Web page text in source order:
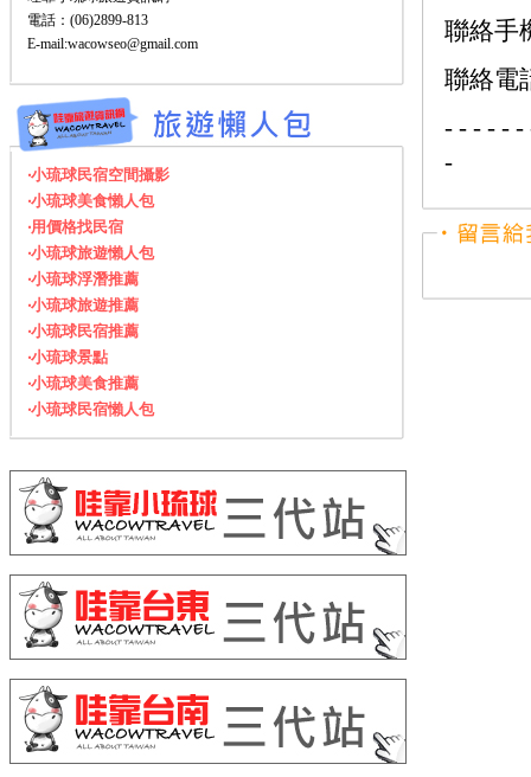
電話：(06)2899-813
E-mail:wacowseo@gmail.com
‧小琉球民宿空間攝影
‧小琉球美食懶人包
‧用價格找民宿
‧小琉球旅遊懶人包
‧小琉球浮潛推薦
‧小琉球旅遊推薦
‧小琉球民宿推薦
‧小琉球景點
‧小琉球美食推薦
‧小琉球民宿懶人包
聯絡手
聯絡電
- - - - - -
-